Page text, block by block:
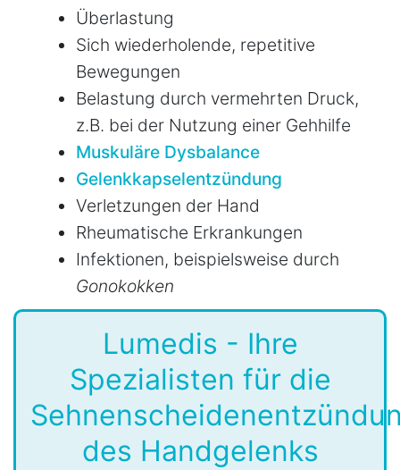
Überlastung
Sich wiederholende, repetitive
Bewegungen
Belastung durch vermehrten Druck,
z.B. bei der Nutzung einer Gehhilfe
Muskuläre Dysbalance
Gelenkkapselentzündung
Verletzungen der Hand
Rheumatische Erkrankungen
Infektionen, beispielsweise durch
Gonokokken
Lumedis - Ihre
Spezialisten für die
des Handgelenks